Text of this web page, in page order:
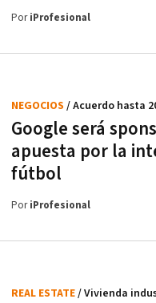
PoriProfesional
Google será
apuesta por la
fútbol
NEGOCIOS / Acuerdo hasta
PoriProfesional
REAL ESTATE/ Vivienda